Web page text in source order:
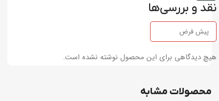
نقد و بررسی‌ها
هیچ دیدگاهی برای این محصول نوشته نشده است.
محصولات مشابه